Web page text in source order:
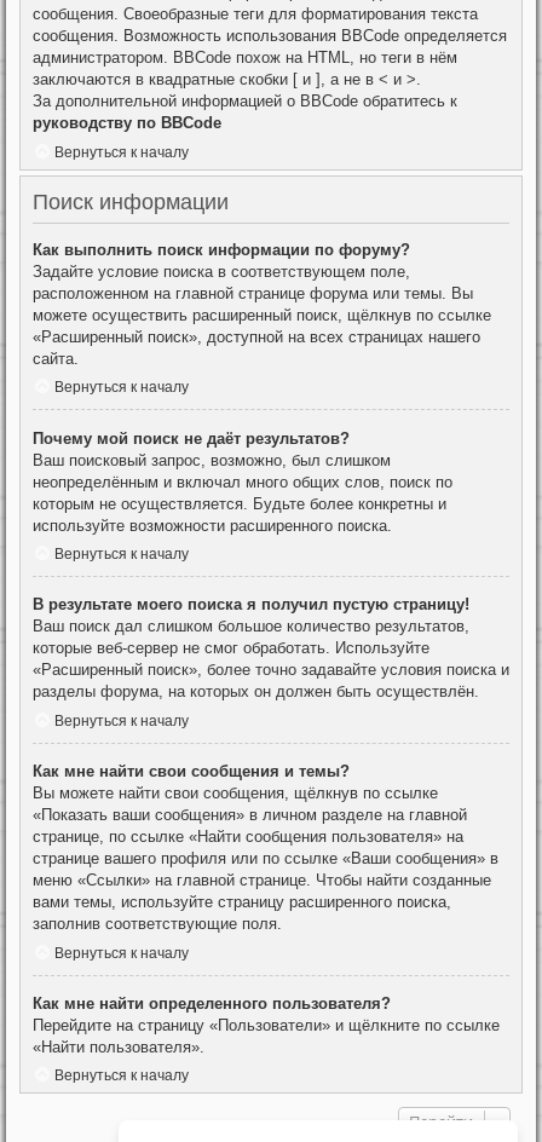
сообщения. Своеобразные теги для форматирования текста
сообщения. Возможность использования BBCode определяется
администратором. BBCode похож на HTML, но теги в нём
заключаются в квадратные скобки [ и ], а не в < и >.
За дополнительной информацией о BBCode обратитесь к
руководству по BBCode
Вернуться к началу
Поиск информации
Как выполнить поиск информации по форуму?
Задайте условие поиска в соответствующем поле,
расположенном на главной странице форума или темы. Вы
можете осуществить расширенный поиск, щёлкнув по ссылке
«Расширенный поиск», доступной на всех страницах нашего
сайта.
Вернуться к началу
Почему мой поиск не даёт результатов?
Ваш поисковый запрос, возможно, был слишком
неопределённым и включал много общих слов, поиск по
которым не осуществляется. Будьте более конкретны и
используйте возможности расширенного поиска.
Вернуться к началу
В результате моего поиска я получил пустую страницу!
Ваш поиск дал слишком большое количество результатов,
которые веб-сервер не смог обработать. Используйте
«Расширенный поиск», более точно задавайте условия поиска и
разделы форума, на которых он должен быть осуществлён.
Вернуться к началу
Как мне найти свои сообщения и темы?
Вы можете найти свои сообщения, щёлкнув по ссылке
«Показать ваши сообщения» в личном разделе на главной
странице, по ссылке «Найти сообщения пользователя» на
странице вашего профиля или по ссылке «Ваши сообщения» в
меню «Ссылки» на главной странице. Чтобы найти созданные
вами темы, используйте страницу расширенного поиска,
заполнив соответствующие поля.
Вернуться к началу
Как мне найти определенного пользователя?
Перейдите на страницу «Пользователи» и щёлкните по ссылке
«Найти пользователя».
Вернуться к началу
Перейти